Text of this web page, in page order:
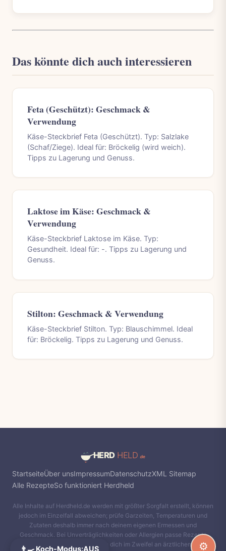
Das könnte dich auch interessieren
Feta (Geschützt): Geschmack &
Verwendung
Käse-Steckbrief Feta (Geschützt). Typ: Salzlake
(Schaf/Ziege). Ideal für: Bröckelig (wird weich).
Tipps zu Lagerung und Genuss.
Laktose im Käse: Geschmack &
Verwendung
Käse-Steckbrief Laktose im Käse. Typ:
Gesundheit. Ideal für: -. Tipps zu Lagerung und
Genuss.
Stilton: Geschmack & Verwendung
Käse-Steckbrief Stilton. Typ: Blauschimmel. Ideal
für: Bröckelig. Tipps zu Lagerung und Genuss.
StartseiteÜber unsImpressumDatenschutzXML Sitemap
Alle RezepteSo funktioniert Herdheld
Alle Inhalte auf Herdheld.de werden mit größter Sorgfalt erstellt, können
jedoch im Einzelfall abweichen; prüfe Garzeiten, Temperaturen und
Zutaten deshalb immer nach deinem eigenen Ermessen und
Geschmack. Bei Unverträglichkeiten oder Allergien passe Rezepte
entsprechend an und orientiere dich im Zweifel an ärztlichem Rat.
👨‍🍳 Koch-Modus:AUS ⚙️